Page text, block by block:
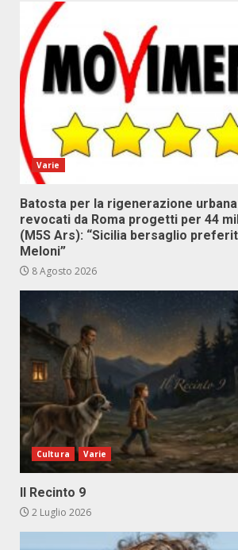
Varie
Batosta per la rigenerazione
revocati da Roma progetti per 44
(M5S Ars): “Sicilia bersaglio
Meloni”
8 Agosto 2026
Cultura Varie
Il Recinto 9
2 Luglio 2026